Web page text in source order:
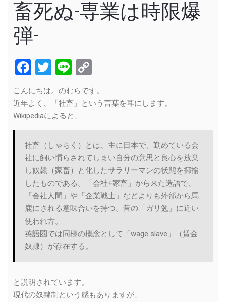
畜死ぬ-専業は時限爆
弾-
Facebook
Twitter
Line
Link
こんにちは。のむらです。
近年よく、「社畜」という言葉を耳にします。
Wikipediaによると、
社畜（しゃちく）とは、主に日本で、勤めている会
社に飼い慣らされてしまい自分の意思と良心を放棄
し奴隷（家畜）と化したサラリーマンの状態を揶揄
したものである。「会社+家畜」から来た造語で、
「会社人間」や「企業戦士」などよりも外部から馬
鹿にされる意味合いを持つ。昔の「ガリ勉」に近い
使われ方。
英語圏では同様の概念として「wage slave」（賃金
奴隷）が存在する。
と説明されています。
現代の奴隷制という感もありますが、